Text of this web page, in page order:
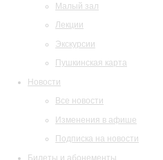
Малый зал
Лекции
Экскурсии
Пушкинская карта
Новости
Все новости
Изменения в афише
Подписка на новости
Билеты и абонементы